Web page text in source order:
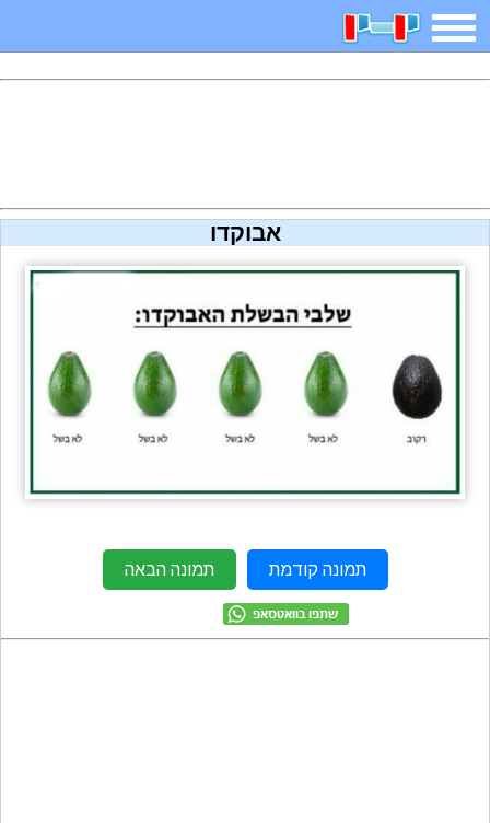
משחקים בדיחות חידות חיפוש
מדריכים פוקימון גו מצא הבדלים
יצירה משחקי בנות אשליות צביעה אונליין
אבוקדו
תמונה קודמת תמונה הבאה